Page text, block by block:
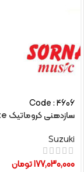
Code : 4606
سازدهنی کروماتیک Sirius 16-Hole 64-Note سوزوکی مدل S-64C
Suzuki
177,030,000تومان